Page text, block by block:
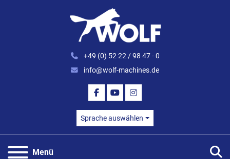
+49 (0) 52 22 / 98 47 - 0
info@wolf-machines.de
FACEBOOK
YOUTUBEINSTAGRAM
Sprache auswählen
Menü